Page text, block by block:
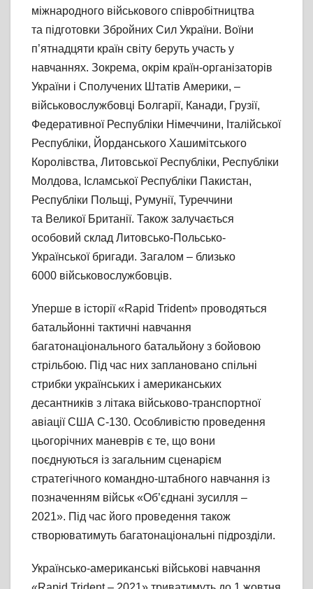
міжнародного військового співробітництва
та підготовки Збройних Сил України. Воїни
п’ятнадцяти країн світу беруть участь у
навчаннях. Зокрема, окрім країн-організаторів
України і Сполучених Штатів Америки, –
військовослужбовці Болгарії, Канади, Грузії,
Федеративної Республіки Німеччини, Італійської
Республіки, Йорданського Хашимітського
Королівства, Литовської Республіки, Республіки
Молдова, Ісламської Республіки Пакистан,
Республіки Польщі, Румунії, Туреччини
та Великої Британії. Також залучається
особовий склад Литовсько-Польсько-
Української бригади. Загалом – близько
6000 військовослужбовців.
Уперше в історії «Rapid Trident» проводяться
батальйонні тактичні навчання
багатонаціонального батальйону з бойовою
стрільбою. Під час них заплановано спільні
стрибки українських і американських
десантників з літака військово-транспортної
авіації США С-130. Особливістю проведення
цьогорічних маневрів є те, що вони
поєднуються із загальним сценарієм
стратегічного командно-штабного навчання із
позначенням військ «Об’єднані зусилля –
2021». Під час його проведення також
створюватимуть багатонаціональні підрозділи.
Українсько-американські військові навчання